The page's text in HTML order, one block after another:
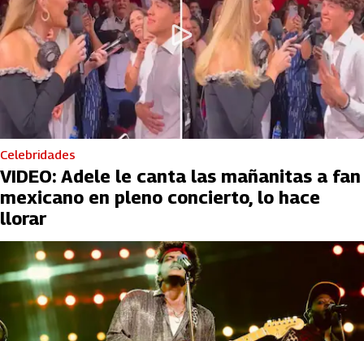
Celebridades
VIDEO: Adele le canta las mañanitas a fan
mexicano en pleno concierto, lo hace
llorar